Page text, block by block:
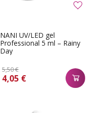
NANI UV/LED gel
Professional 5 ml – Rainy
Day
5,50 €
4,05 €